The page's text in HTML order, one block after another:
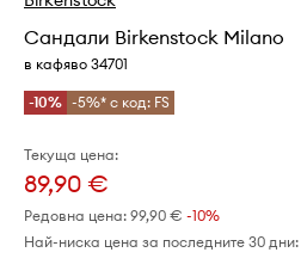
Сандали Birkenstock Milano
в кафяво 34701
-10% -5%* с код: FS
Текуща цена:
89,90 €
Редовна цена: 99,90 € -10%
Най-ниска цена за последните 30 дни: